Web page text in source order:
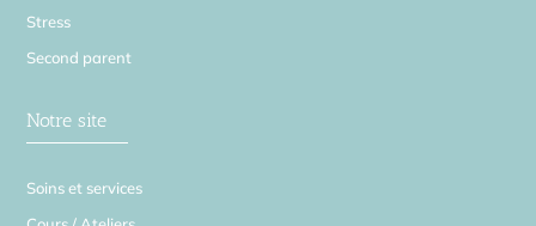
Stress
Second parent
Notre site
Soins et services